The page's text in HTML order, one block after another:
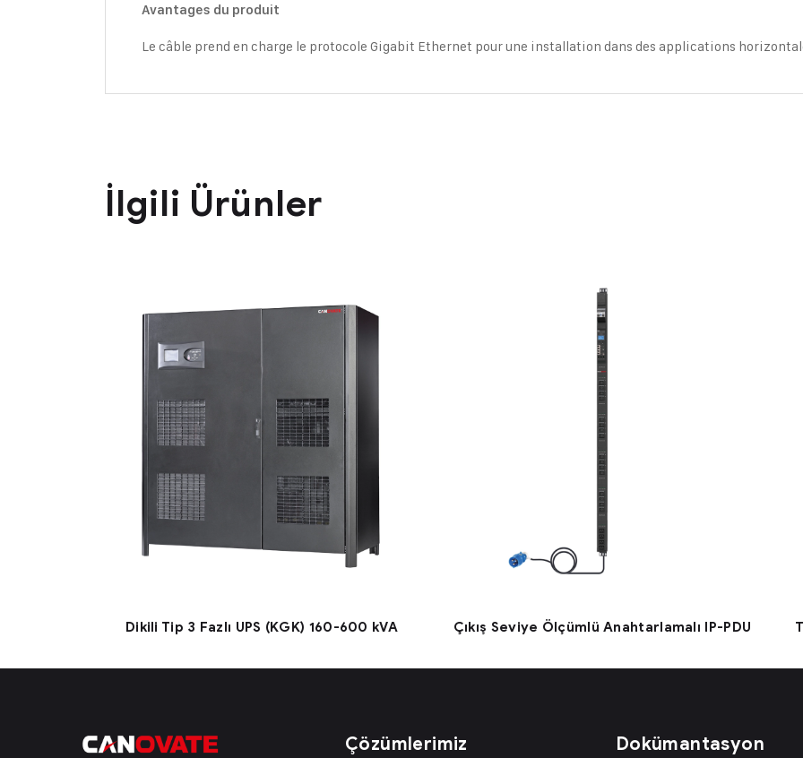
Avantages du produit
Le câble prend en charge le protocole Gigabit Ethernet pour une installation dans des applications
İlgili Ürünler
Dikili Tip 3 Fazlı UPS (KGK) 160-600 kVA Çıkış Seviye Ölçümlü Anahtarlamalı IP-PDU
Çözümlerimiz Dokümantasyon